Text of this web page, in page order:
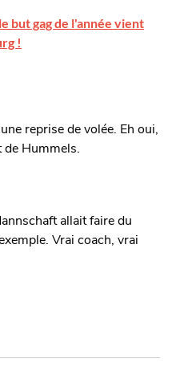
but gag de l'année vient
!
reprise de volée. Eh oui,
Hummels.
allait faire du
Vrai coach, vrai